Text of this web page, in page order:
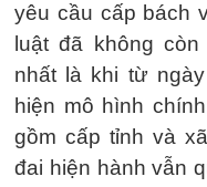
yêu cầu cấp bách
luật đã không
nhất là khi từ
hiện mô hình
gồm cấp tỉnh và
đai hiện hành vẫn